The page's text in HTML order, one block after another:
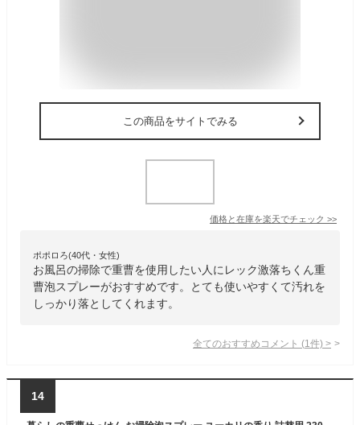
この商品をサイトでみる
価格と在庫を楽天でチェック >>
ポポロろ(40代・女性)
お風呂の掃除で重曹を使用したい人にレック激落ちくん重
曹泡スプレーがおすすめです。とても使いやすくて汚れを
しっかり落としてくれます。
全てのおすすめコメント (1 件) >
14